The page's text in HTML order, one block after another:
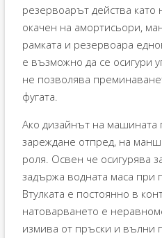
резервоарът действа
окачен на амортисьори,
рамката и резервоара
е възможно да се осигури
не позволява
фугата.
Ако дизайнът на машината
зареждане отпред, на
роля. Освен че осигурява
задържа водната маса при
Втулката е постоянно в
натоварването е
измива от пръски и вълни